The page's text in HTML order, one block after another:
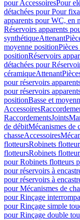
pour AccessoiresPour
détachées pour Pour
apparents pour WC, en
Réservoirs apparents
synthétiqueAttenant
moyenne position
positionRéservoirs
détachées pour
céramiqueAttenant
pour réservoirs
pour réservoirs
positionBasse et
Accessoires
RaccordementsJoints
de débitMécanismes de
chasseAccessoires
flotteursRobinets
flotteursRobinets
pour Robinets flotteurs
pour réservoirs à
pour réservoirs à
pour Mécanismes de
pour Rinçage
pour Rinçage simple
pour Rinçage double